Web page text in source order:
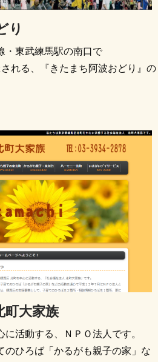
り
東武練馬駅の南口で
れる、『きたまち阿波おどり』の
町大家族
活動する、ＮＰＯ法人です。
のひろば「かるがも親子の家」な